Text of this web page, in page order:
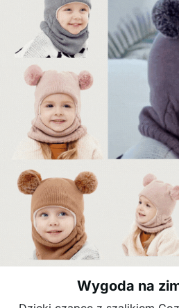
Wygoda na